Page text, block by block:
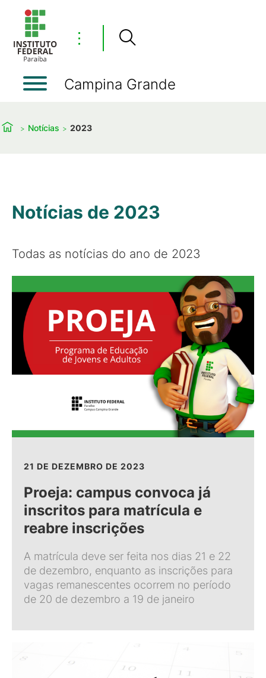
⋮
Campina Grande
Notícias 2023
Notícias de 2023
Todas as notícias do ano de 2023
21 DE DEZEMBRO DE 2023
Proeja: campus convoca já
inscritos para matrícula e
reabre inscrições
A matrícula deve ser feita nos dias 21 e 22
de dezembro, enquanto as inscrições para
vagas remanescentes ocorrem no período
de 20 de dezembro a 19 de janeiro